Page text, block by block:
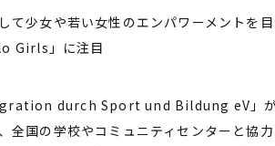
て少女や若い女性のエンパワーメントを
Girls」に注目
durch Sport und Bildung eV」が
全国の学校やコミュニティセンターと協